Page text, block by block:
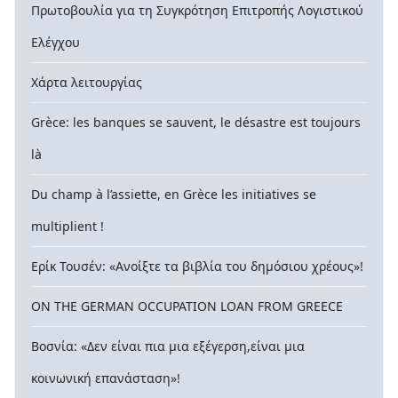
Πρωτοβουλία για τη Συγκρότηση Επιτροπής Λογιστικού
Ελέγχου
Χάρτα λειτουργίας
Grèce: les banques se sauvent, le désastre est toujours
là
Du champ à l’assiette, en Grèce les initiatives se
multiplient !
Ερίκ Τουσέν: «Ανοίξτε τα βιβλία του δημόσιου χρέους»!
ON THE GERMAN OCCUPATION LOAN FROM GREECE
Βοσνία: «Δεν είναι πια μια εξέγερση,είναι μια
κοινωνική επανάσταση»!